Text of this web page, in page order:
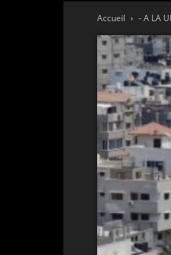
Accueil - A LA